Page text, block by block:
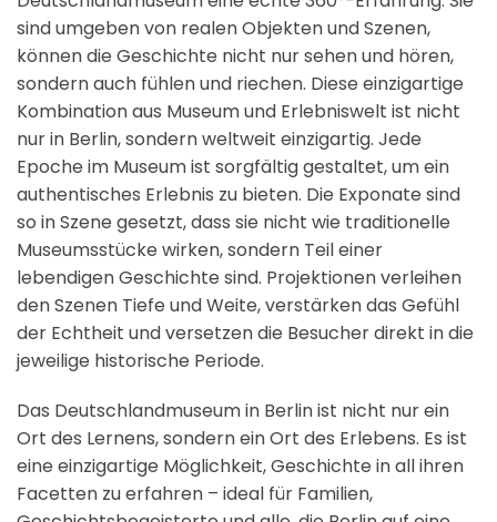
sind umgeben von realen Objekten und Szenen,
können die Geschichte nicht nur sehen und hören,
sondern auch fühlen und riechen. Diese einzigartige
Kombination aus Museum und Erlebniswelt ist nicht
nur in Berlin, sondern weltweit einzigartig. Jede
Epoche im Museum ist sorgfältig gestaltet, um ein
authentisches Erlebnis zu bieten. Die Exponate sind
so in Szene gesetzt, dass sie nicht wie traditionelle
Museumsstücke wirken, sondern Teil einer
lebendigen Geschichte sind. Projektionen verleihen
den Szenen Tiefe und Weite, verstärken das Gefühl
der Echtheit und versetzen die Besucher direkt in die
jeweilige historische Periode.
Das Deutschlandmuseum in Berlin ist nicht nur ein
Ort des Lernens, sondern ein Ort des Erlebens. Es ist
eine einzigartige Möglichkeit, Geschichte in all ihren
Facetten zu erfahren – ideal für Familien,